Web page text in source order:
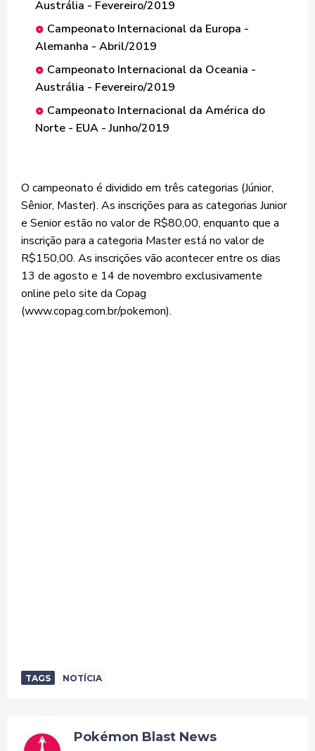
Austrália - Fevereiro/2019
Campeonato Internacional da Europa -
Alemanha - Abril/2019
Campeonato Internacional da Oceania -
Austrália - Fevereiro/2019
Campeonato Internacional da América do
Norte - EUA - Junho/2019
O campeonato é dividido em três categorias (Júnior,
Sênior, Master). As inscrições para as categorias Junior
e Senior estão no valor de R$80,00, enquanto que a
inscrição para a categoria Master está no valor de
R$150,00. As inscrições vão acontecer entre os dias
13 de agosto e 14 de novembro exclusivamente
online pelo site da Copag
(www.copag.com.br/pokemon).
TAGS NOTÍCIA
Pokémon Blast News